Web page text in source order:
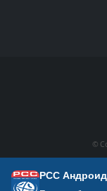
©
Почетна
РСС Андроид